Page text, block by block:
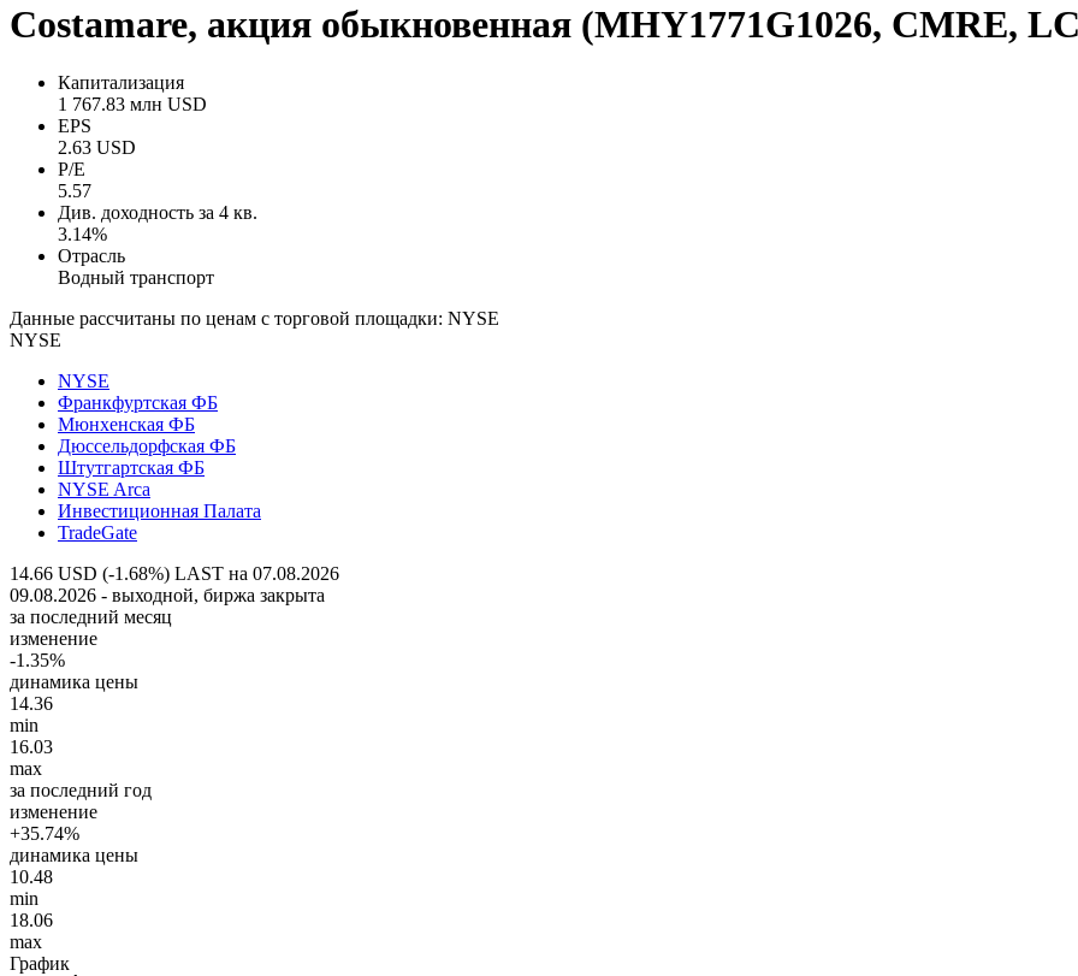
Costamare, акция обыкновенная (MHY1771G1026, CMRE,
Капитализация
1 767.83 млн USD
EPS
2.63 USD
P/E
5.57
Див. доходность за 4 кв.
3.14%
Отрасль
Водный транспорт
Данные рассчитаны по ценам с торговой площадки: NYSE
NYSE
NYSE
Франкфуртская ФБ
Мюнхенская ФБ
Дюссельдорфская ФБ
Штутгартская ФБ
NYSE Arca
Инвестиционная Палата
TradeGate
14.66 USD (-1.68%) LAST на 07.08.2026
09.08.2026 - выходной, биржа закрыта
за последний месяц
изменение
-1.35%
динамика цены
14.36
min
16.03
max
за последний год
изменение
+35.74%
динамика цены
10.48
min
18.06
max
График